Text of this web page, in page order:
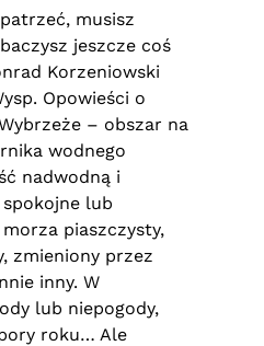
musisz
jeszcze coś
Korzeniowski
Opowieści o
– obszar na
wodnego
nadwodną i
lub
piaszczysty,
zmieniony przez
inny. W
lub niepogody,
roku… Ale